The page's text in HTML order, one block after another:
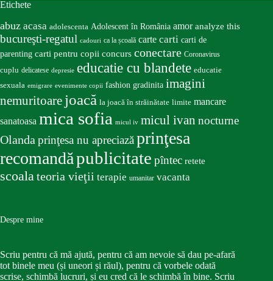
Etichete
abuz acasa adolescenta Adolescent în România amor analyze this
bucureşti-regatul cadouri ca la școală carte carti carti de
parenting carti pentru copii concurs conectare Coronavirus
cuplu delicatese depresie educatie cu blandete educatie
sexuala emigrare evenimente copii fashion gradinita imagini
nemuritoare joacă la joacă în străinătate limite mancare
sanatoasa mica sofia micul iv micul ivan nocturne
Olandaprinţesa nu apreciazăprinţesa
recomandăpublicitate pîntec retete
scoalateoria vieţii terapie umanitar vacanta
Despre mine
Scriu pentru că mă ajută, pentru că am nevoie să dau pe-afară
tot binele meu (și uneori și răul), pentru că vorbele odată
scrise, schimbă lucruri, și eu cred că le schimbă în bine. Scriu